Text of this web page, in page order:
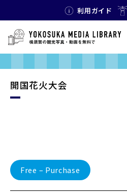
利用ガイド
開国花火大会
Free – Purchase